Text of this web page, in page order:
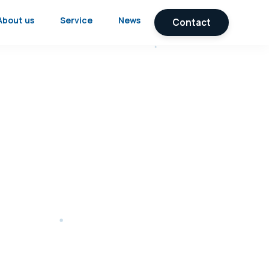
us Service News Contact